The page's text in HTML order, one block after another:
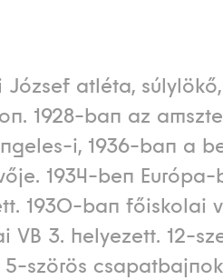
József atléta,
1928-ban az
i, 1936-ban a
1934-ben
1930-ban főiskolai
VB 3. helyezett. 12-
szörös